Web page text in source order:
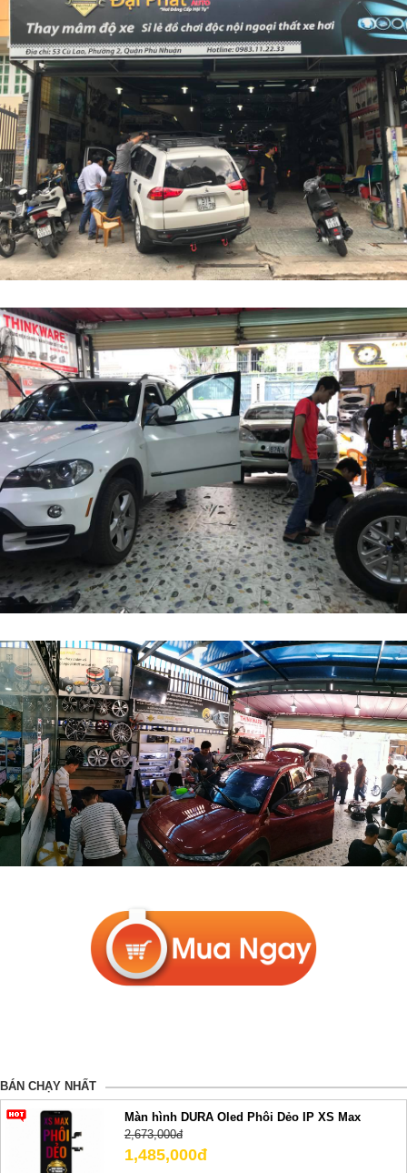
BÁN CHẠY NHẤT
Màn hình DURA Oled Phôi Dẻo IP XS Max
2,673,000đ
1,485,000đ